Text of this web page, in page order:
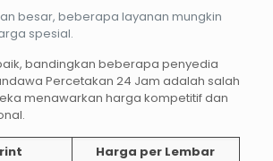
besar, beberapa layanan mungkin
spesial.
bandingkan beberapa penyedia
Percetakan 24 Jam adalah salah
menawarkan harga kompetitif dan
Harga per Lembar